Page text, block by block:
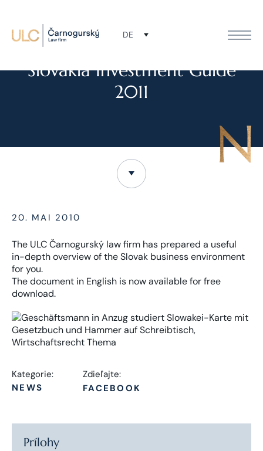
DE
NEWS
Slovakia Investment Guide
2011
20. MAI 2010
The ULC Čarnogurský law firm has prepared a useful
in-depth overview of the Slovak business environment
for you.
The document in English is now available for free
download.
Kategorie:
NEWS
Zdieľajte:
FACEBOOK
Prílohy